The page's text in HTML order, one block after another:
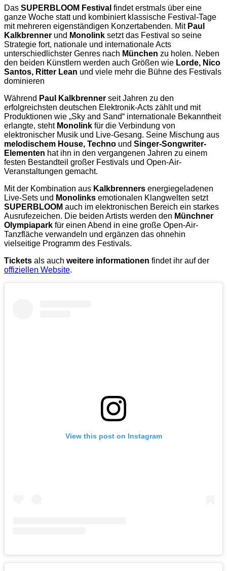
Das SUPERBLOOM Festival findet erstmals über eine
ganze Woche statt und kombiniert klassische Festival-Tage
mit mehreren eigenständigen Konzertabenden. Mit Paul
Kalkbrenner und Monolink setzt das Festival so seine
Strategie fort, nationale und internationale Acts
unterschiedlichster Genres nach München zu holen. Neben
den beiden Künstlern werden auch Größen wie Lorde, Nico
Santos, Ritter Lean und viele mehr die Bühne des Festivals
dominieren
Während Paul Kalkbrenner seit Jahren zu den
erfolgreichsten deutschen Elektronik-Acts zählt und mit
Produktionen wie „Sky and Sand“ internationale Bekanntheit
erlangte, steht Monolink für die Verbindung von
elektronischer Musik und Live-Gesang. Seine Mischung aus
melodischem House, Techno und Singer-Songwriter-
Elementen hat ihn in den vergangenen Jahren zu einem
festen Bestandteil großer Festivals und Open-Air-
Veranstaltungen gemacht.
Mit der Kombination aus Kalkbrenners energiegeladenen
Live-Sets und Monolinks emotionalen Klangwelten setzt
SUPERBLOOM auch im elektronischen Bereich ein starkes
Ausrufezeichen. Die beiden Artists werden den Münchner
Olympiapark für einen Abend in eine große Open-Air-
Tanzfläche verwandeln und ergänzen das ohnehin
vielseitige Programm des Festivals.
Tickets als auch weitere informationen findet ihr auf der
offiziellen Website.
View this post on Instagram